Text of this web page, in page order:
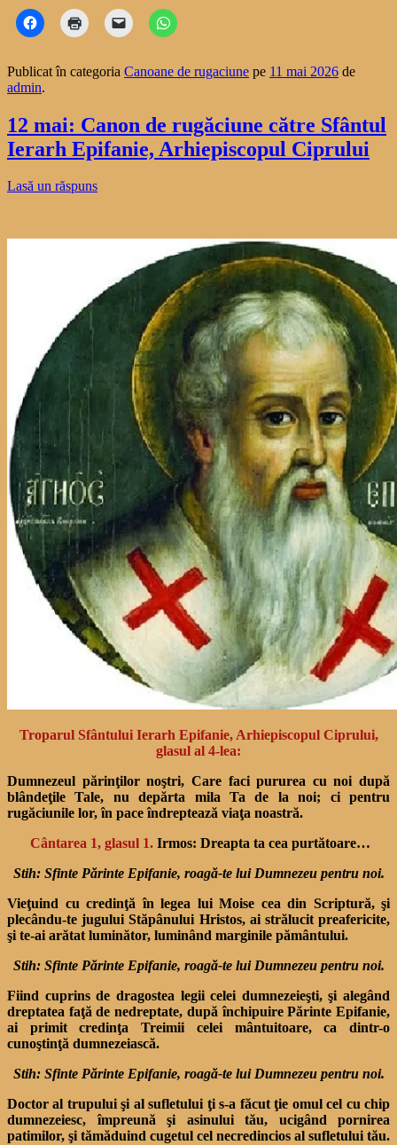
Publicat în categoria Canoane de rugaciune pe 11 mai 2026 de
admin.
12 mai: Canon de rugăciune către Sfântul
Ierarh Epifanie, Arhiepiscopul Ciprului
Lasă un răspuns
Troparul Sfântului Ierarh Epifanie, Arhiepiscopul Ciprului,
glasul al 4-lea:
Dumnezeul părinţilor noştri, Care faci pururea cu noi după
blândeţile Tale, nu depărta mila Ta de la noi; ci pentru
rugăciunile lor, în pace îndreptează viaţa noastră.
Cântarea 1, glasul 1. Irmos: Dreapta ta cea purtătoare…
Stih: Sfinte Părinte Epifanie, roagă-te lui Dumnezeu pentru noi.
Vieţuind cu credinţă în legea lui Moise cea din Scriptură, şi
plecându-te jugului Stăpânului Hristos, ai strălucit preafericite,
şi te-ai arătat luminător, luminând marginile pământului.
Stih: Sfinte Părinte Epifanie, roagă-te lui Dumnezeu pentru noi.
Fiind cuprins de dragostea legii celei dumnezeieşti, şi alegând
dreptatea faţă de nedreptate, după închipuire Părinte Epifanie,
ai primit credinţa Treimii celei mântuitoare, ca dintr-o
cunoştinţă dumnezeiască.
Stih: Sfinte Părinte Epifanie, roagă-te lui Dumnezeu pentru noi.
Doctor al trupului şi al sufletului ţi s-a făcut ţie omul cel cu chip
dumnezeiesc, împreună şi asinului tău, ucigând pornirea
patimilor, şi tămăduind cugetul cel necredincios al sufletului tău.